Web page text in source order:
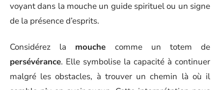
voyant dans la mouche un guide spirituel ou un signe
de la présence d’esprits.
Considérez la mouche comme un totem de
persévérance. Elle symbolise la capacité à continuer
malgré les obstacles, à trouver un chemin là où il